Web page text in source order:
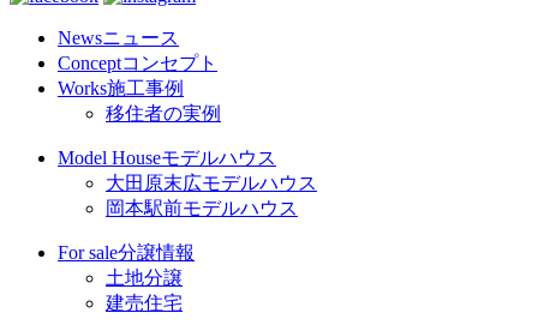
Newsニュース
Conceptコンセプト
Works施工事例
移住者の実例
Model Houseモデルハウス
大田原末広モデルハウス
岡本駅前モデルハウス
For sale分譲情報
土地分譲
建売住宅